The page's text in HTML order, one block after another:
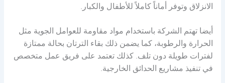
الانزلاق وتوفر أماناً كاملاً للأطفال والكبار.
أيضا تهتم الشركة باستخدام مواد مقاومة للعوامل الجوية مثل
الحرارة والرطوبة، كما يضمن ذلك بقاء الترتان بحالة ممتازة
لفترات طويلة دون تلف. كذلك تعتمد على فريق عمل متخصص
في تنفيذ مشاريع الحدائق الخارجية.